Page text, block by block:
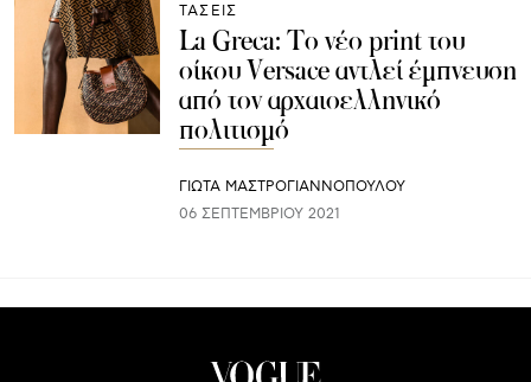
ΤΑΣΕΙΣ
La Greca: To νέο print του
οίκου Versace αντλεί έμπνευση
από τον αρχαιοελληνικό
πολιτισμό
ΓΙΩΤΑ ΜΑΣΤΡΟΓΙΑΝΝΟΠΟΥΛΟΥ
06 ΣΕΠΤΕΜΒΡΊΟΥ 2021